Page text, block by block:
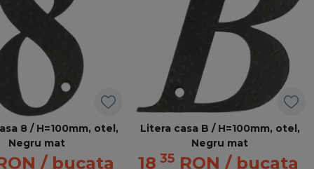
8 / H=100mm, otel,
Negru mat
/ bucata
Litera casa B / H=100mm, otel,
Negru mat
18 35 RON / bucata